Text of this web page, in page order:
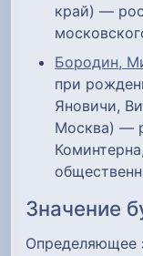
край) —
Бородин,
при
Яновичи,
Москва) —
Значение
Определяющее